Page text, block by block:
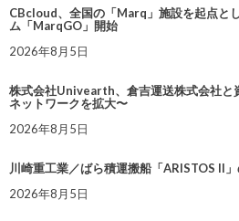
CBcloud、全国の「Marq」施設を起点と
ム「MarqGO」開始
2026年8月5日
株式会社Univearth、倉吉運送株式会社と
ネットワークを拡大〜
2026年8月5日
川崎重工業／ばら積運搬船「ARISTOS II
2026年8月5日